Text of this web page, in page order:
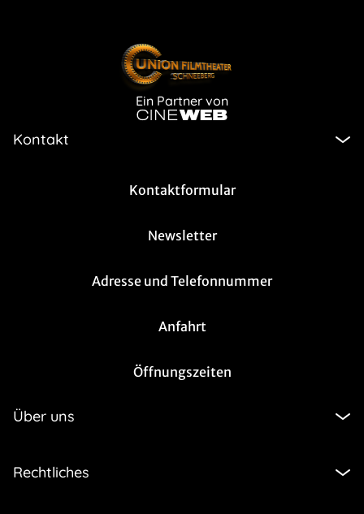
Ein Partner von
Kontakt
Kontaktformular
Newsletter
Adresse und Telefonnummer
Anfahrt
Öffnungszeiten
Über uns
Rechtliches